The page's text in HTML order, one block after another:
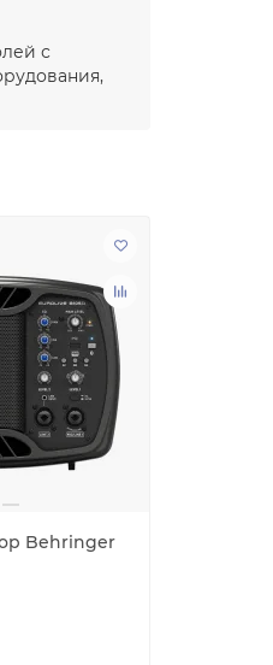
с
Behringer